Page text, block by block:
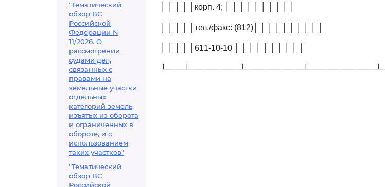
"Тематический
обзор ВС
Российской
Федерации N
11/2026. О
рассмотрении
судами дел,
связанных с
правами на
земельные участки
отдельных
категорий земель,
изъятых из оборота
и ограниченных в
обороте, и с
использованием
таких участков"
"Тематический
обзор ВС
Российской
│ │ │ │ │корп. 4; │ │ │ │ │ │ │ │ │ │
│ │ │ │ │тел./факс: (812)│ │ │ │ │ │ │ │ │ │
│ │ │ │ │611-10-10 │ │ │ │ │ │ │ │ │ │